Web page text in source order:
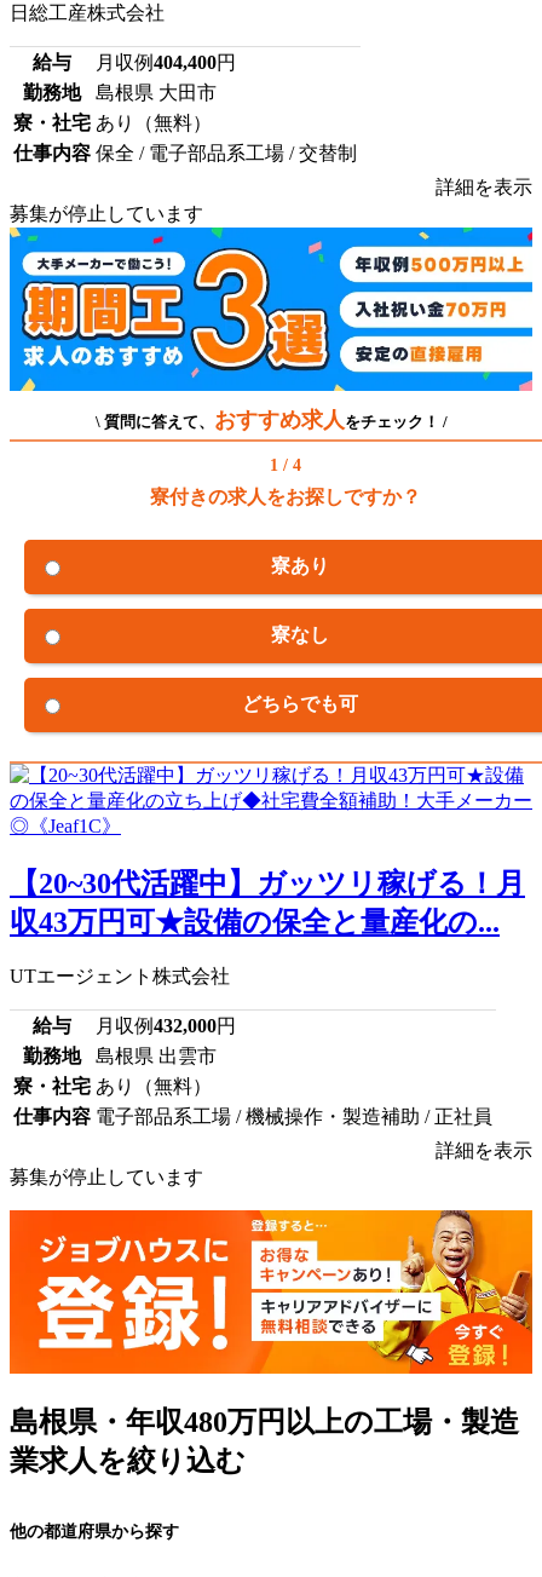
日総工産株式会社
給与 月収例404,400円
勤務地
島根県 大田市
寮・社宅 あり（無料）
仕事内容 保全 / 電子部品系工場 / 交替制
詳細を表示
募集が停止しています
\ 質問に答えて、 おすすめ求人 をチェック！ /
1 / 4
寮付きの求人をお探しですか？
寮あり
寮なし
どちらでも可
【20~30代活躍中】ガッツリ稼げる！月
収43万円可★設備の保全と量産化の...
UTエージェント株式会社
給与 月収例432,000円
勤務地
島根県 出雲市
寮・社宅 あり（無料）
仕事内容 電子部品系工場 / 機械操作・製造補助 / 正社員
詳細を表示
募集が停止しています
島根県・年収480万円以上の工場・製造
業求人を絞り込む
他の都道府県から探す